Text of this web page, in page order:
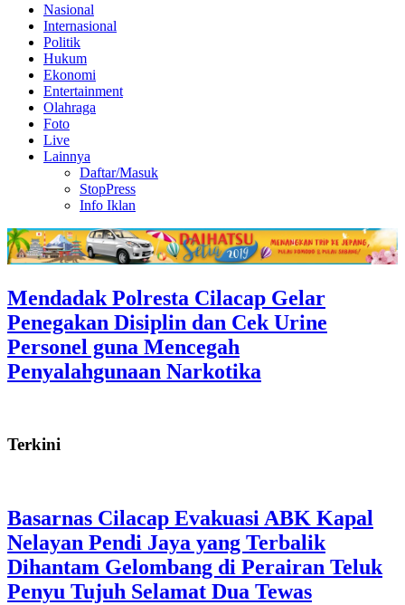
Nasional
Internasional
Politik
Hukum
Ekonomi
Entertainment
Olahraga
Foto
Live
Lainnya
Daftar/Masuk
StopPress
Info Iklan
Mendadak Polresta Cilacap Gelar
Penegakan Disiplin dan Cek Urine
Personel guna Mencegah
Penyalahgunaan Narkotika
Terkini
Basarnas Cilacap Evakuasi ABK Kapal
Nelayan Pendi Jaya yang Terbalik
Dihantam Gelombang di Perairan Teluk
Penyu Tujuh Selamat Dua Tewas